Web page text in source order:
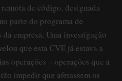
de código, designada
parte do programa de
da empresa. Uma investigação
que esta CVE já estava a
operações – operações que a
impedir que afetassem os